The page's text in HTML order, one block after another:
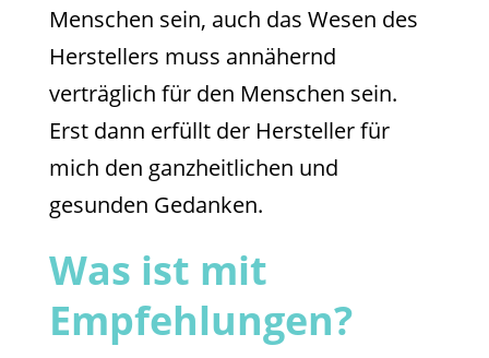
Menschen sein, auch das Wesen des
Herstellers muss annähernd
verträglich für den Menschen sein.
Erst dann erfüllt der Hersteller für
mich den ganzheitlichen und
gesunden Gedanken.
Was ist mit
Empfehlungen?